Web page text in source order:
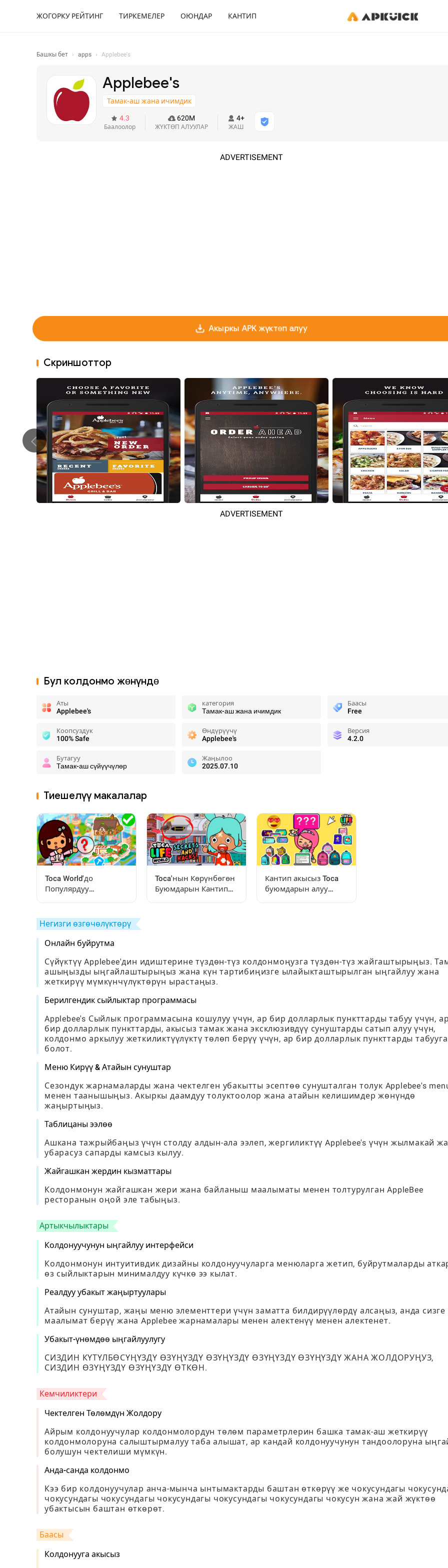
ЖОГОРКУ РЕЙТИНГ ТИРКЕМЕЛЕР ОЮНДАР КАНТИП
Башкы бет › apps › Applebee's
Applebee's
Тамак-аш жана ичимдик
4.3
Баалоолор
620M
ЖҮКТӨП АЛУУЛАР
4+
ЖАШ
ADVERTISEMENT
Акыркы APK жүктөп алуу
Скриншоттор
ADVERTISEMENT
Бул колдонмо жөнүндө
Аты
Applebee's
категория
Тамак-аш жана ичимдик
Баасы
Free
Коопсуздук
100% Safe
Өндүрүүчү
Applebee's
Версия
4.2.0
Бутагуу
Тамак-аш сүйүүчүлөр
Жаңылоо
2025.07.10
Тиешелүү макалалар
Toca World'до
Популярдуу
Кайталаса Болот
Toca'нын Көрүнбөгөн
Буюмдарын Кантип
Кантип акысыз Toca
буюмдарын алуу
Негизги өзгөчөлүктөрү
Онлайн буйрутма
Сүйүктүү Applebee'дин идиштерине түздөн-түз колдонмоңузга түздөн-түз жайгаштырыңыз.
ашыңызды ыңгайлаштырыңыз жана күн тартибиңизге ылайыкташтырылган ыңгайлуу жана
жеткирүү мүмкүнчүлүктөрүн ырастаңыз.
Берилгендик сыйлыктар программасы
Applebee's Сыйлык программасына кошулуу үчүн, ар бир долларлык пункттарды табуу үчүн, ар
бир долларлык пункттарды, акысыз тамак жана эксклюзивдүү сунуштарды сатып алуу үчүн,
колдонмо аркылуу жеткиликтүүлүктү төлөп берүү үчүн, ар бир долларлык пункттарды табууга
болот.
Меню Кирүү & Атайын сунуштар
Сезондук жарнамаларды жана чектелген убакытты эсептөө сунушталган толук Applebee's
менен таанышыңыз. Акыркы даамдуу толуктоолор жана атайын келишимдер жөнүндө
жаңыртыңыз.
Таблицаны ээлөө
Ашкана тажрыйбаңыз үчүн столду алдын-ала ээлеп, жергиликтүү Applebee's үчүн жылмакай
убарасуз сапарды камсыз кылуу.
Жайгашкан жердин кызматтары
Колдонмонун жайгашкан жери жана байланыш маалыматы менен толтурулган AppleBee
ресторанын оңой эле табыңыз.
Артыкчылыктары
Колдонуучунун ыңгайлуу интерфейси
Колдонмонун интуитивдик дизайны колдонуучуларга менюларга жетип, буйрутмаларды
өз сыйлыктарын минималдуу күчкө ээ кылат.
Реалдуу убакыт жаңыртуулары
Атайын сунуштар, жаңы меню элементтери үчүн заматта билдирүүлөрдү алсаңыз, анда сизге
маалымат берүү жана Applebee жарнамалары менен алектенүү менен алектенет.
Убакыт-үнөмдөө ыңгайлуулугу
СИЗДИН КҮТҮЛБӨСҮҢҮЗДҮ ӨЗҮҢҮЗДҮ ӨЗҮҢҮЗДҮ ӨЗҮҢҮЗДҮ ӨЗҮҢҮЗДҮ ЖАНА ЖОЛДОРУҢУЗ,
СИЗДИН ӨЗҮҢҮЗДҮ ӨЗҮҢҮЗДҮ ӨТКӨН.
Кемчиликтери
Чектелген Төлөмдүн Жолдору
Айрым колдонуучулар колдонмолордун төлөм параметрлерин башка тамак-аш жеткирүү
колдонмолоруна салыштырмалуу таба алышат, ар кандай колдонуучунун тандоолоруна
болушун чектелиши мүмкүн.
Анда-санда колдонмо
Кээ бир колдонуучулар анча-мынча ынтымактарды баштан өткөрүү же чокусундагы
чокусундагы чокусундагы чокусундагы чокусундагы чокусундагы чокусун жана жай жүктөө
убактысын баштан өткөрөт.
Баасы
Колдонууга акысыз